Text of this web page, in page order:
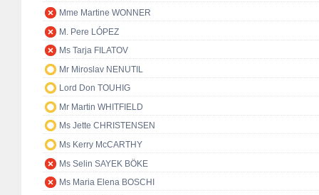
Mme Martine WONNER
M. Pere LÓPEZ
Ms Tarja FILATOV
Mr Miroslav NENUTIL
Lord Don TOUHIG
Mr Martin WHITFIELD
Ms Jette CHRISTENSEN
Ms Kerry McCARTHY
Ms Selin SAYEK BÖKE
Ms Maria Elena BOSCHI